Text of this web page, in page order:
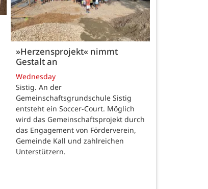
»Herzensprojekt« nimmt
Gestalt an
Wednesday
Sistig. An der
Gemeinschaftsgrundschule Sistig
entsteht ein Soccer-Court. Möglich
wird das Gemeinschaftsprojekt durch
das Engagement von Förderverein,
Gemeinde Kall und zahlreichen
Unterstützern.